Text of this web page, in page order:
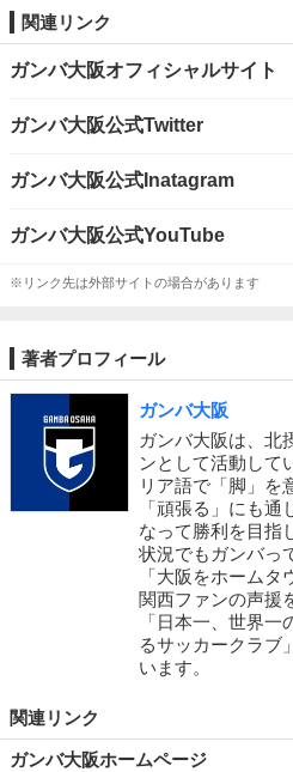
関連リンク
ガンバ大阪オフィシャルサイト
ガンバ大阪公式Twitter
ガンバ大阪公式Inatagram
ガンバ大阪公式YouTube
※リンク先は外部サイトの場合があります
著者プロフィール
ガンバ大阪
ガンバ大阪は、北
ンとして活動して
リア語で「脚」を
「頑張る」にも
なって勝利を目指
状況でもガンバっ
「大阪をホーム
関西ファンの声援
「日本一、世界
るサッカークラブ
います。
関連リンク
ガンバ大阪ホームページ